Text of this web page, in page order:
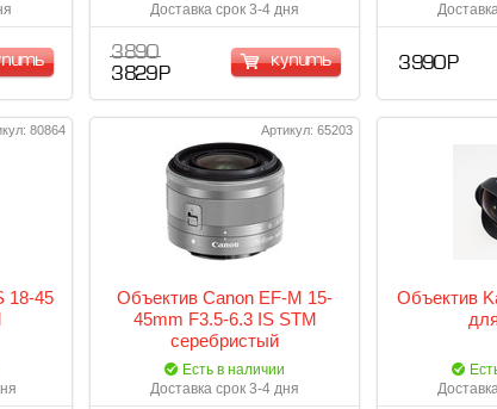
Доставка срок 3-4 дня
3 890
3 829 Р
купить 3 990 Р
80864
18-45
Артикул: 65203
Объектив Canon EF-M 15-
45mm F3.5-6.3 IS STM
серебристый
Есть в наличии
Доставка срок 3-4 дня
Объектив